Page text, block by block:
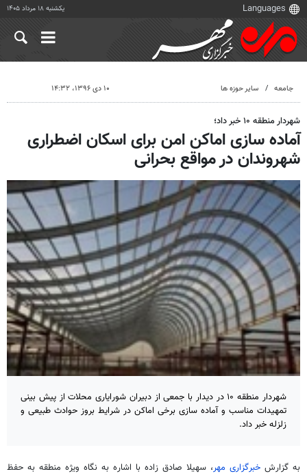
یکشنبه ۱۸ مرداد ۱۴۰۵
جامعه سایر حوزه ها ۱۰ دی ۱۳۹۶، ۱۴:۳۲
شهردار منطقه ۱۰ خبر داد؛
آماده سازی اماکن امن برای اسکان اضطراری
شهروندان در مواقع بحرانی
شهردار منطقه ۱۰ در دیدار با جمعی از دبیران شورایاری محلات از پیش بینی
تمهیدات مناسب و آماده سازی برخی اماکن در شرایط بروز حوادث طبیعی و
زلزله خبر داد.
به گزارش خبرگزاری مهر، سهیلا صادق زاده با اشاره به نگاه ویژه منطقه به حفظ